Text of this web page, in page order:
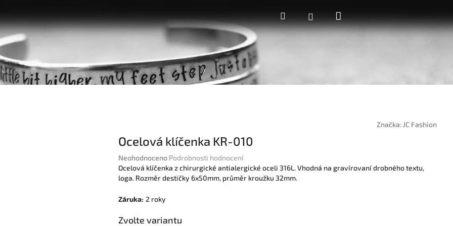
HledatPřihlášeníNákupní
košík
Značka: JC Fashion
Ocelová klíčenka KR-010
Průměrné
hodnocení
produktu
0,0
5
Neohodnoceno Podrobnosti hodnocení
Ocelová klíčenka z chirurgické antialergické oceli 316L. Vhodná na gravírovaní drobného textu,
loga. Rozměr destičky 6x50mm, průměr kroužku 32mm.
Záruka: 2 roky
Zvolte variantu